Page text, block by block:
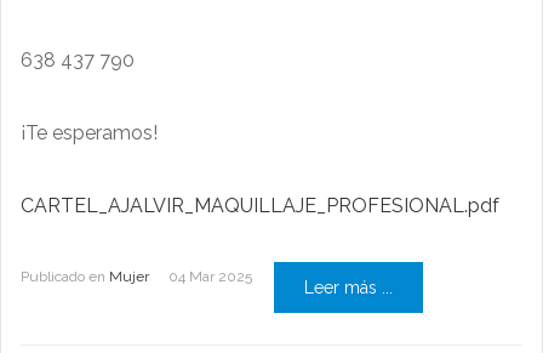
638 437 790
¡Te esperamos!
CARTEL_AJALVIR_MAQUILLAJE_PROFESIONAL.pdf
Publicado en Mujer 04 Mar 2025
Leer más ...